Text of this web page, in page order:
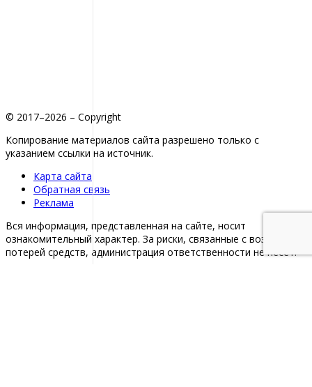
© 2017–2026 – Copyright
Копирование материалов сайта разрешено только с
указанием ссылки на источник.
Карта сайта
Обратная связь
Реклама
Вся информация, представленная на сайте, носит
ознакомительный характер. За риски, связанные с возможной
потерей средств, администрация ответственности не несет.